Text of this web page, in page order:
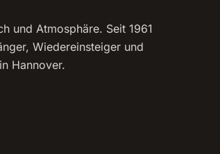
und Atmosphäre. Seit 1961
Wiedereinsteiger und
Hannover.